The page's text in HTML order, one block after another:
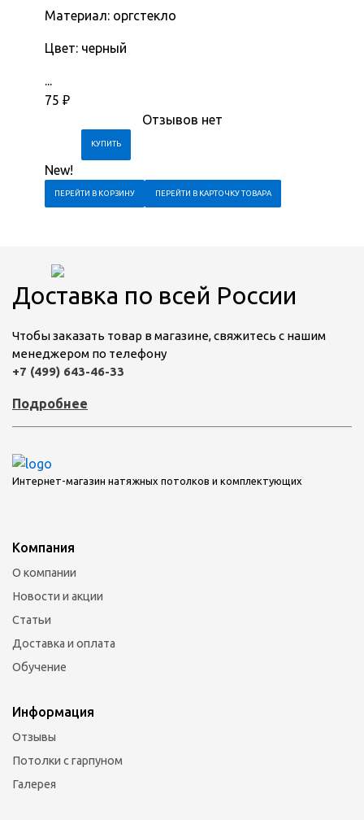
Материал: оргстекло
Цвет: черный
...
75 ₽
Отзывов нет
New!
ПЕРЕЙТИ В КОРЗИНУ ПЕРЕЙТИ В КАРТОЧКУ ТОВАРА
Доставка по всей России
Чтобы заказать товар в магазине, свяжитесь с нашим
менеджером по телефону
+7 (499) 643-46-33
Подробнее
Интернет-магазин натяжных потолков и комплектующих
Компания
О компании
Новости и акции
Статьи
Доставка и оплата
Обучение
Информация
Отзывы
Потолки с гарпуном
Галерея